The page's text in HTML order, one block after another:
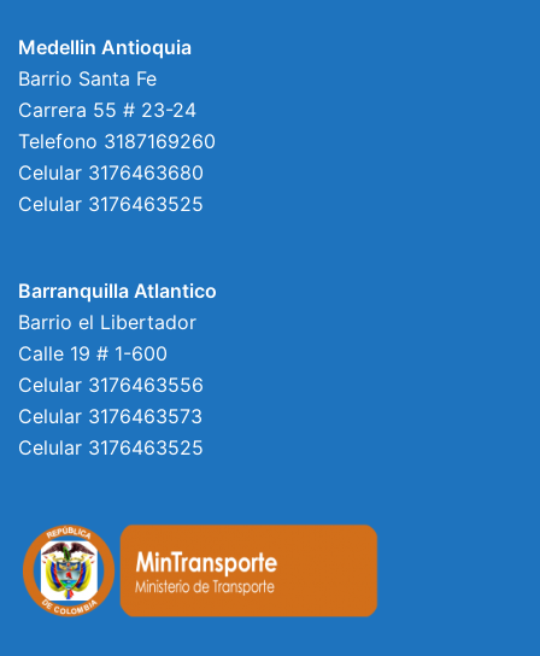
Medellin Antioquia
Barrio Santa Fe
Carrera 55 # 23-24
Telefono 3187169260
Celular 3176463680
Celular 3176463525
Barranquilla Atlantico
Barrio el Libertador
Calle 19 # 1-600
Celular 3176463556
Celular 3176463573
Celular 3176463525